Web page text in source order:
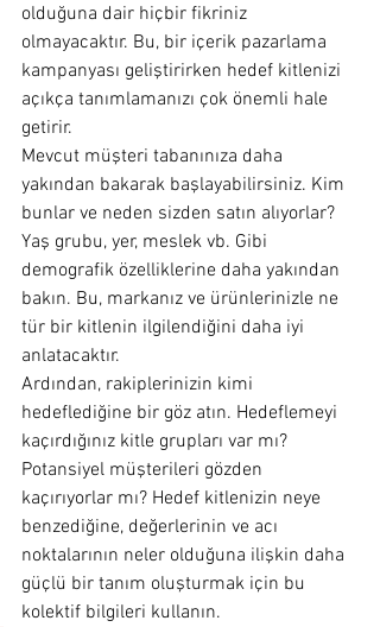
olduğuna dair hiçbir fikriniz
olmayacaktır. Bu, bir içerik pazarlama
kampanyası geliştirirken hedef kitlenizi
açıkça tanımlamanızı çok önemli hale
getirir.
Mevcut müşteri tabanınıza daha
yakından bakarak başlayabilirsiniz. Kim
bunlar ve neden sizden satın alıyorlar?
Yaş grubu, yer, meslek vb. Gibi
demografik özelliklerine daha yakından
bakın. Bu, markanız ve ürünlerinizle ne
tür bir kitlenin ilgilendiğini daha iyi
anlatacaktır.
Ardından, rakiplerinizin kimi
hedeflediğine bir göz atın. Hedeflemeyi
kaçırdığınız kitle grupları var mı?
Potansiyel müşterileri gözden
kaçırıyorlar mı? Hedef kitlenizin neye
benzediğine, değerlerinin ve acı
noktalarının neler olduğuna ilişkin daha
güçlü bir tanım oluşturmak için bu
kolektif bilgileri kullanın.